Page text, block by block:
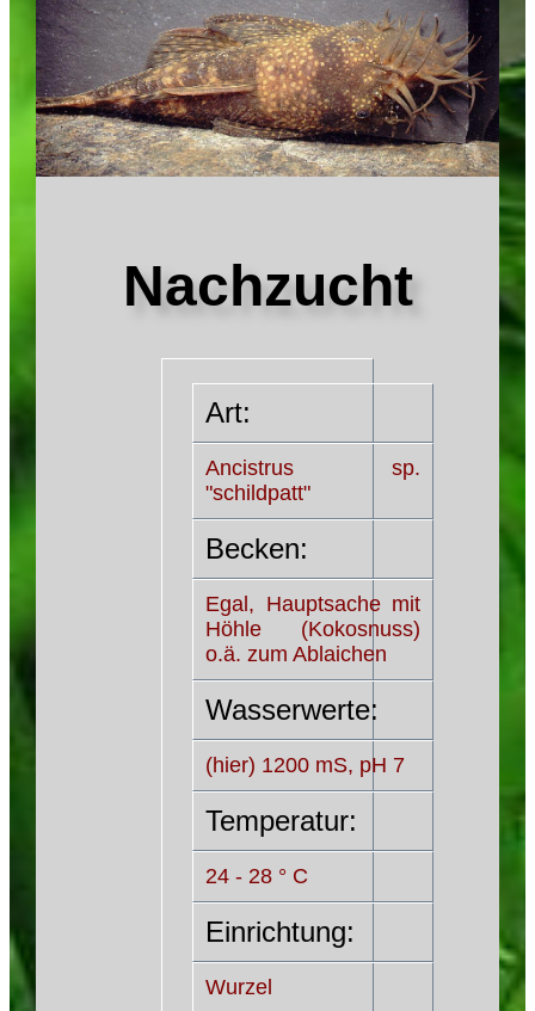
Nachzucht
Art:
Ancistrus sp.
"schildpatt"
Becken:
Egal, Hauptsache mit
Höhle (Kokosnuss)
o.ä. zum Ablaichen
Wasserwerte:
(hier) 1200 mS, pH 7
Temperatur:
24 - 28 ° C
Einrichtung:
Wurzel